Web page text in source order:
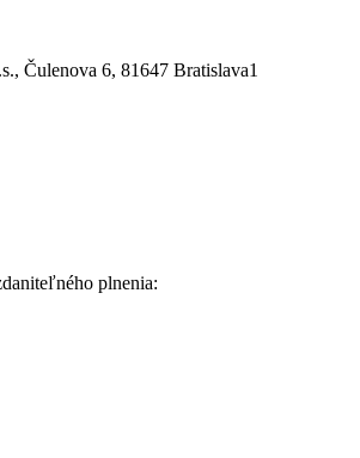
Čulenova 6, 81647 Bratislava1
plnenia: